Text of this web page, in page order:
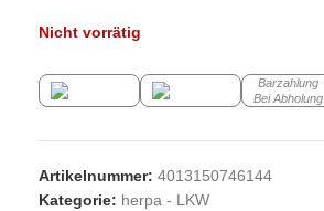
Nicht vorrätig
Barzahlung
Bei Abholung
Artikelnummer: 4013150746144
Kategorie: herpa - LKW